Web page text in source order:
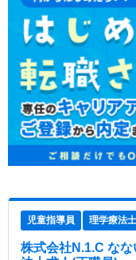
児童指導員 理学療法士
株式会社N.1.C な